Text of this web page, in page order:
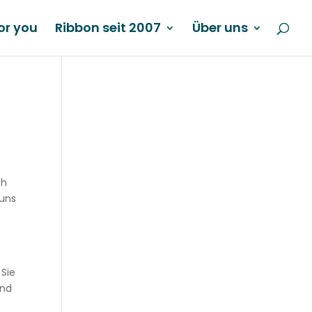
you Ribbon seit 2007 Über uns